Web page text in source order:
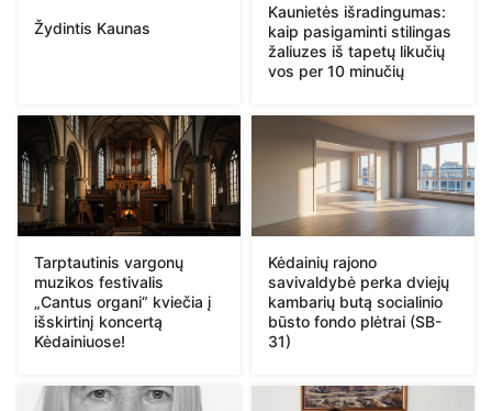
Žydintis Kaunas
Kaunietės išradingumas:
kaip pasigaminti stilingas
žaliuzes iš tapetų likučių
vos per 10 minučių
Tarptautinis vargonų
muzikos festivalis
„Cantus organi“ kviečia į
išskirtinį koncertą
Kėdainiuose!
Kėdainių rajono
savivaldybė perka dviejų
kambarių butą socialinio
būsto fondo plėtrai (SB-
31)